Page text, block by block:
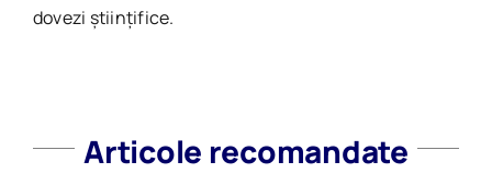
dovezi ştiinţifice.
Articole recomandate